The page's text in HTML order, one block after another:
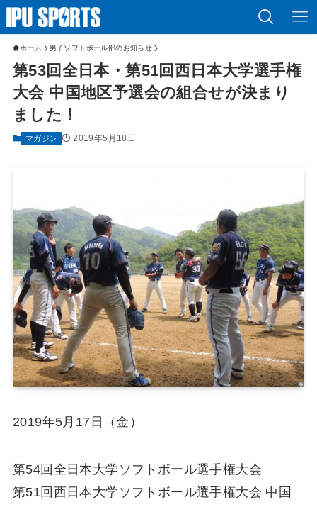
ホーム 男子ソフトボール部のお知らせ
第53回全日本・第51回西日本大学選手権
大会 中国地区予選会の組合せが決まり
ました！
マガジン 2019年5月18日
2019年5月17日（金）
第54回全日本大学ソフトボール選手権大会
第51回西日本大学ソフトボール選手権大会 中国